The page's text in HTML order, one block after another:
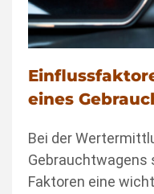
eines
Bei der
Gebrauchtwagens
Faktoren eine